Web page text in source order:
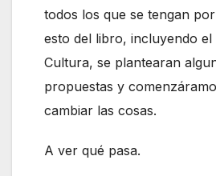
todos los que se tengan
esto del libro, incluyendo el
Cultura, se plantearan
propuestas y
cambiar las cosas.
A ver qué pasa.